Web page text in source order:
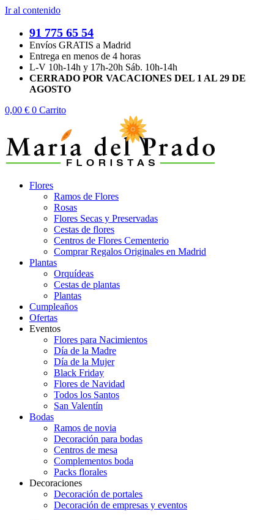
Ir al contenido
91 775 65 54
Envíos GRATIS a Madrid
Entrega en menos de 4 horas
L-V 10h-14h y 17h-20h Sáb. 10h-14h
CERRADO POR VACACIONES DEL 1 AL 29 DE
AGOSTO
0,00 € 0 Carrito
Flores
Ramos de Flores
Rosas
Flores Secas y Preservadas
Cestas de flores
Centros de Flores Cementerio
Comprar Regalos Originales en Madrid
Plantas
Orquídeas
Cestas de plantas
Plantas
Cumpleaños
Ofertas
Eventos
Flores para Nacimientos
Día de la Madre
Día de la Mujer
Black Friday
Flores de Navidad
Todos los Santos
San Valentín
Bodas
Ramos de novia
Decoración para bodas
Centros de mesa
Complementos boda
Packs florales
Decoraciones
Decoración de portales
Decoración de empresas y eventos